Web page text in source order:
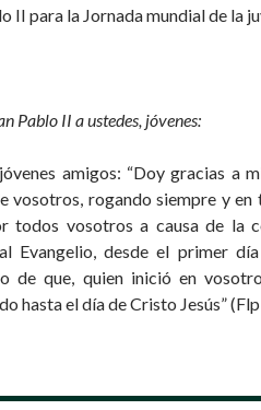
II para la Jornada mundial de la
Pablo II a ustedes, jóvenes:
amigos: “Doy gracias a
vosotros, rogando siempre y en
todos vosotros a causa de la
Evangelio, desde el primer
de que, quien inició en
hasta el día de Cristo Jesús”